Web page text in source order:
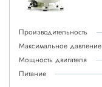
Производительность
Максимальное давление
Мощность двигателя
Питание